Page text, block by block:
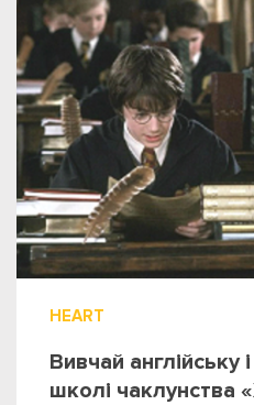
HEART
Вивчай англійську
школі чаклунства